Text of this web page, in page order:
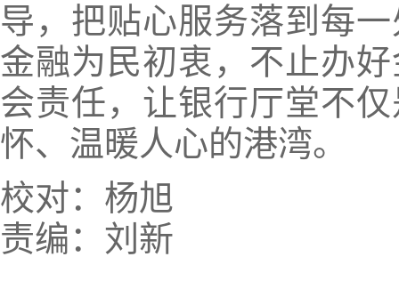
导，把贴心服务落到每
金融为民初衷，不止办
会责任，让银行厅堂不
怀、温暖人心的港湾。
校对：杨旭
责编：刘新